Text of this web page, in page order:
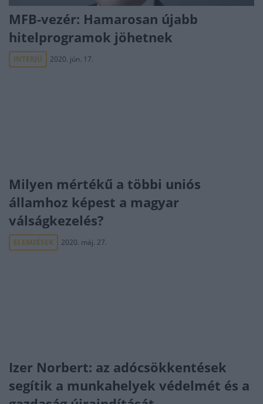
MFB-vezér: Hamarosan újabb
hitelprogramok jöhetnek
INTERJÚ 2020. jún. 17.
Milyen mértékű a többi uniós
államhoz képest a magyar
válságkezelés?
ELEMZÉSEK 2020. máj. 27.
Izer Norbert: az adócsökkentések
segítik a munkahelyek védelmét és a